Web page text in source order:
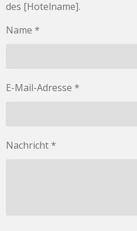
des [Hotelname].
Name *
E-Mail-Adresse *
Nachricht *